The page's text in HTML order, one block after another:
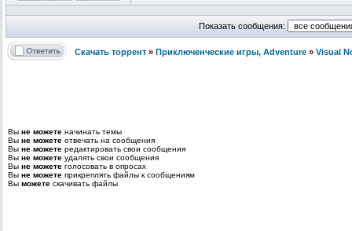
Показать сообщения:
Скачать торрент » Приключенческие игры, Adventure » Visual
Вы не можете начинать темы
Вы не можете отвечать на сообщения
Вы не можете редактировать свои сообщения
Вы не можете удалять свои сообщения
Вы не можете голосовать в опросах
Вы не можете прикреплять файлы к сообщениям
Вы можете скачивать файлы